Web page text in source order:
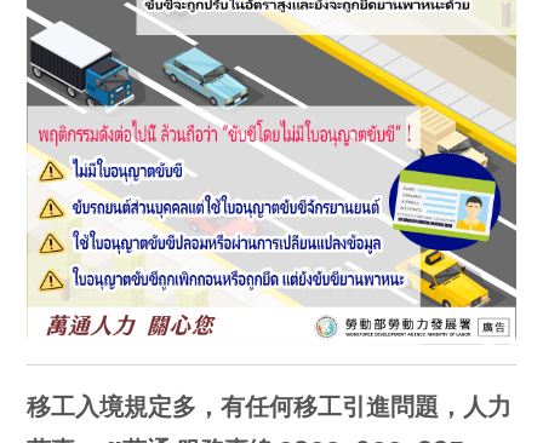
移工入境規定多，有任何移工引進問題，人力